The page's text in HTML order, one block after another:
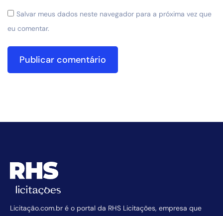
Salvar meus dados neste navegador para a próxima vez que
eu comentar.
Licitação.com.br é o portal da RHS Licitações, empresa que